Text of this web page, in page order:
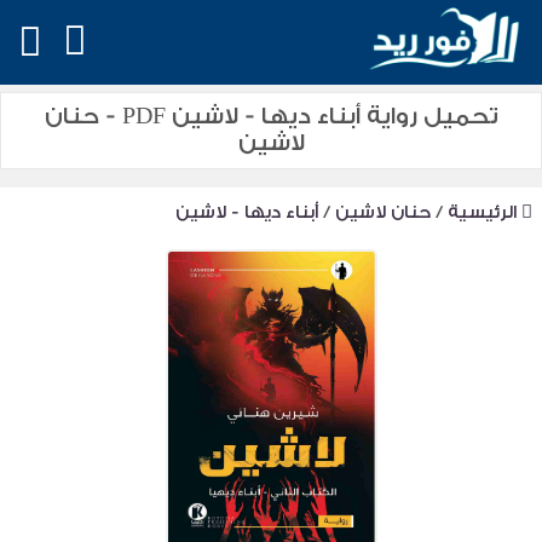
تحميل رواية أبناء ديها - لاشين PDF - حنان
لاشين
الرئيسية /حنان لاشين /أبناء ديها - لاشين